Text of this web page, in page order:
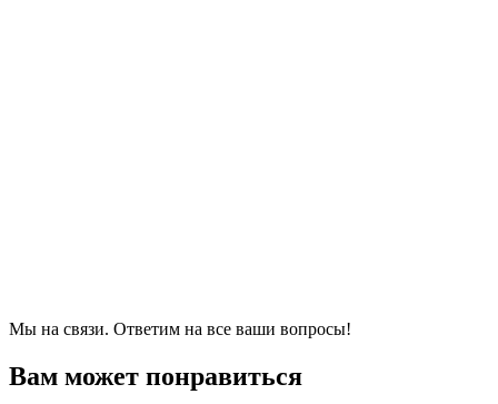
Мы на связи. Ответим на все ваши вопросы!
Вам может понравиться